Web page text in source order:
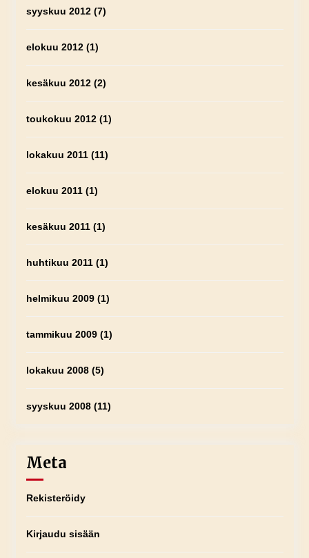
syyskuu 2012(7)
elokuu 2012(1)
kesäkuu 2012(2)
toukokuu 2012(1)
lokakuu 2011(11)
elokuu 2011(1)
kesäkuu 2011(1)
huhtikuu 2011(1)
helmikuu 2009(1)
tammikuu 2009(1)
lokakuu 2008(5)
syyskuu 2008(11)
Meta
Rekisteröidy
Kirjaudu sisään